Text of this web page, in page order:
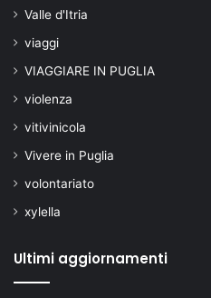
Valle d'Itria
viaggi
VIAGGIARE IN PUGLIA
violenza
vitivinicola
Vivere in Puglia
volontariato
xylella
Ultimi aggiornamenti